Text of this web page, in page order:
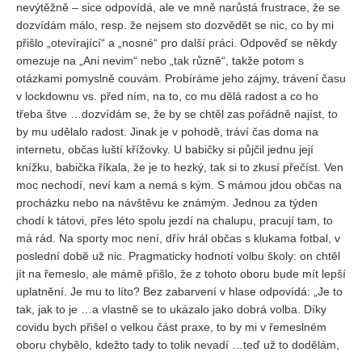
nevýtěžně – sice odpovídá, ale ve mně narůstá frustrace, že se
dozvídám málo, resp. že nejsem sto dozvědět se nic, co by mi
přišlo „otevírající“ a „nosné“ pro další práci. Odpověď se někdy
omezuje na „Ani nevim“ nebo „tak různě“, takže potom s
otázkami pomyslně couvám. Probíráme jeho zájmy, trávení času
v lockdownu vs. před ním, na to, co mu dělá radost a co ho
třeba štve …dozvídám se, že by se chtěl zas pořádně najíst, to
by mu udělalo radost. Jinak je v pohodě, tráví čas doma na
internetu, občas luští křížovky. U babičky si půjčil jednu její
knížku, babička říkala, že je to hezký, tak si to zkusí přečíst. Ven
moc nechodí, neví kam a nemá s kým. S mámou jdou občas na
procházku nebo na návštěvu ke známým. Jednou za týden
chodí k tátovi, přes léto spolu jezdí na chalupu, pracují tam, to
má rád. Na sporty moc není, dřív hrál občas s klukama fotbal, v
poslední době už nic. Pragmaticky hodnotí volbu školy: on chtěl
jít na řemeslo, ale mámě přišlo, že z tohoto oboru bude mít lepší
uplatnění. Je mu to líto? Bez zabarvení v hlase odpovídá: „Je to
tak, jak to je …a vlastně se to ukázalo jako dobrá volba. Díky
covidu bych přišel o velkou část praxe, to by mi v řemeslném
oboru chybělo, kdežto tady to tolik nevadí …teď už to dodělám,